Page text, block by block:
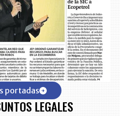
portadas
LEGALES